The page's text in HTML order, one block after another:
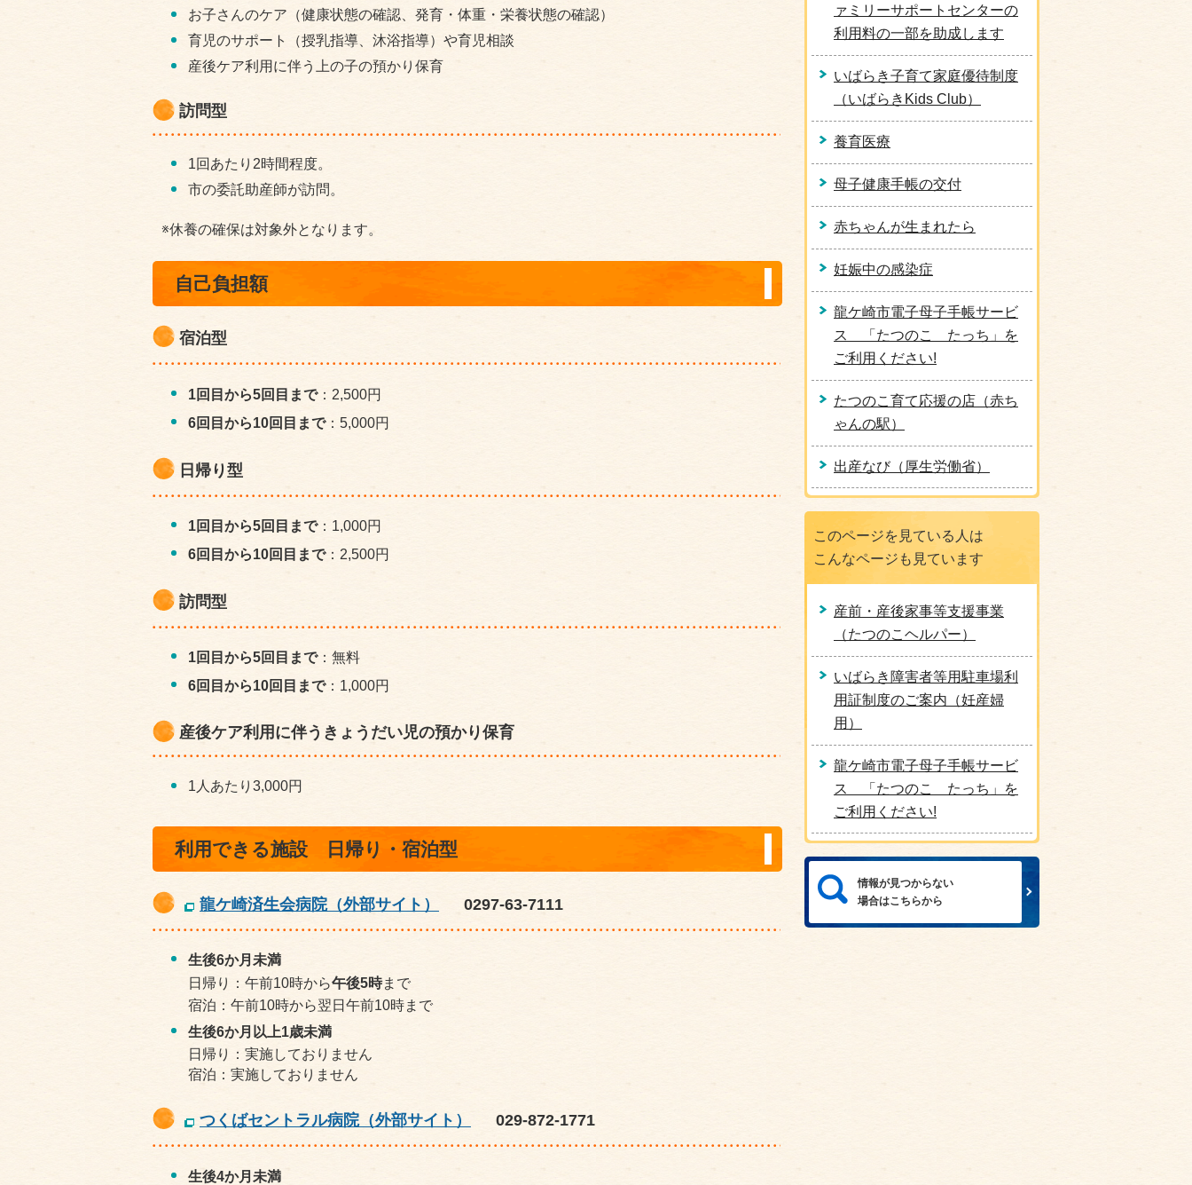
お子さんのケア（健康状態の確認、発育・体重・栄養状態の確認）
育児のサポート（授乳指導、沐浴指導）や育児相談
産後ケア利用に伴う上の子の預かり保育
訪問型
1回あたり2時間程度。
市の委託助産師が訪問。
※休養の確保は対象外となります。
自己負担額
宿泊型
1回目から5回目まで：2,500円
6回目から10回目まで：5,000円
日帰り型
1回目から5回目まで：1,000円
6回目から10回目まで：2,500円
訪問型
1回目から5回目まで：無料
6回目から10回目まで：1,000円
産後ケア利用に伴うきょうだい児の預かり保育
1人あたり3,000円
利用できる施設 日帰り・宿泊型
龍ケ崎済生会病院（外部サイト） 0297-63-7111
生後6か月未満
日帰り：午前10時から午後5時まで
宿泊：午前10時から翌日午前10時まで
生後6か月以上1歳未満
日帰り：実施しておりません
宿泊：実施しておりません
つくばセントラル病院（外部サイト） 029-872-1771
生後4か月未満
ァミリーサポートセンターの
利用料の一部を助成します
いばらき子育て家庭優待制度
（いばらきKids Club）
養育医療
母子健康手帳の交付
赤ちゃんが生まれたら
妊娠中の感染症
龍ケ崎市電子母子手帳サービ
ス 「たつのこ たっち」を
ご利用ください!
たつのこ育て応援の店（赤ち
ゃんの駅）
出産なび（厚生労働省）
このページを見ている人は
こんなページも見ています
産前・産後家事等支援事業
（たつのこヘルパー）
いばらき障害者等用駐車場利
用証制度のご案内（妊産婦
用）
龍ケ崎市電子母子手帳サービ
ス 「たつのこ たっち」を
ご利用ください!
情報が見つからない
場合はこちらから